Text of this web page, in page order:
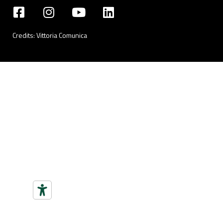
Credits:Vittoria Comunica